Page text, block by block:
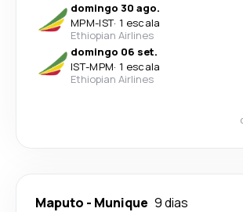
domingo 30 ago.
MPM-IST· 1 escala
Ethiopian Airlines
domingo 06 set.
IST-MPM· 1 escala
Ethiopian Airlines
Maputo - Munique 9 dias